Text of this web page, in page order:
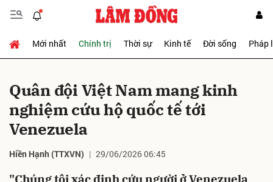
Mới nhất Chính trị Thời sự Kinh tế Đời sống Pháp
Quân đội Việt Nam mang kinh
nghiệm cứu hộ quốc tế tới
Venezuela
Hiền Hạnh (TTXVN) 29/06/2026 06:45
"Chúng tôi xác định cứu người ở Venezuela
Gửi bình luận